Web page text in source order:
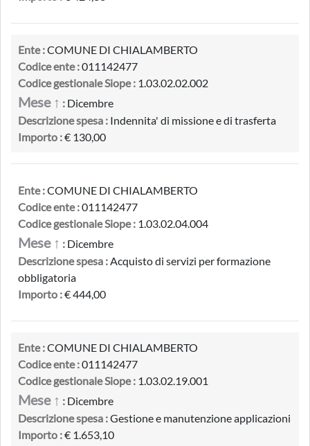
Ente :COMUNE DI CHIALAMBERTO
Codice ente :011142477
Codice gestionale Siope : 1.03.02.02.002
Mese ↑ : Dicembre
Descrizione spesa : Indennita' di missione e di trasferta
Importo :€ 130,00
Ente :COMUNE DI CHIALAMBERTO
Codice ente :011142477
Codice gestionale Siope : 1.03.02.04.004
Mese ↑ : Dicembre
Descrizione spesa :Acquisto di servizi per formazione
obbligatoria
Importo :€ 444,00
Ente :COMUNE DI CHIALAMBERTO
Codice ente :011142477
Codice gestionale Siope : 1.03.02.19.001
Mese ↑ : Dicembre
Descrizione spesa :Gestione e manutenzione applicazioni
Importo :€ 1.653,10